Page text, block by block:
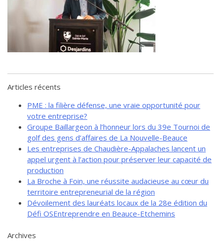
de solidarité
Futurpreneur
Toile entrepreneuriale Nouvelle-
Beauce
Articles récents
PME : la filière défense, une vraie opportunité pour
votre entreprise?
Groupe Baillargeon à l’honneur lors du 39e Tournoi de
golf des gens d’affaires de La Nouvelle-Beauce
Les entreprises de Chaudière-Appalaches lancent un
appel urgent à l’action pour préserver leur capacité de
production
La Broche à Foin, une réussite audacieuse au cœur du
territoire entrepreneurial de la région
Dévoilement des lauréats locaux de la 28e édition du
Défi OSEntreprendre en Beauce-Etchemins
Archives